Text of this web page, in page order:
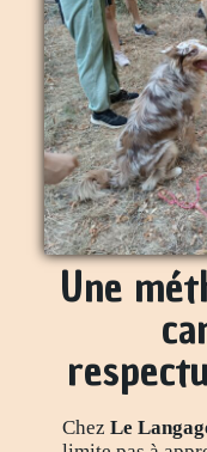
Une
Chez Le